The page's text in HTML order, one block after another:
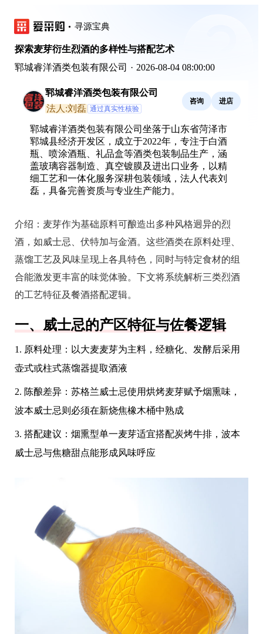
寻源宝典
探索麦芽衍生烈酒的多样性与搭配艺术
郓城睿洋酒类包装有限公司 · 2026-08-04 08:00:00
郓城睿洋酒类包装有限公司
法人:刘磊 通过真实性核验
咨询 进店
郓城睿洋酒类包装有限公司坐落于山东省菏泽市
郓城县经济开发区，成立于2022年，专注于白酒
瓶、喷涂酒瓶、礼品盒等酒类包装制品生产，涵
盖玻璃容器制造、真空镀膜及进出口业务，以精
细工艺和一体化服务深耕包装领域，法人代表刘
磊，具备完善资质与专业生产能力。
介绍： 麦芽作为基础原料可酿造出多种风格迥异的烈
酒，如威士忌、伏特加与金酒。这些酒类在原料处理、
蒸馏工艺及风味呈现上各具特色，同时与特定食材的组
合能激发更丰富的味觉体验。下文将系统解析三类烈酒
的工艺特征及餐酒搭配逻辑。
一、威士忌的产区特征与佐餐逻辑
1. 原料处理：以大麦麦芽为主料，经糖化、发酵后采用
壶式或柱式蒸馏器提取酒液
2. 陈酿差异：苏格兰威士忌使用烘烤麦芽赋予烟熏味，
波本威士忌则必须在新烧焦橡木桶中熟成
3. 搭配建议：烟熏型单一麦芽适宜搭配炭烤牛排，波本
威士忌与焦糖甜点能形成风味呼应